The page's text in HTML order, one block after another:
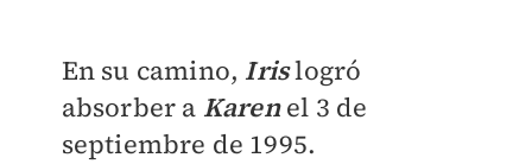
En su camino, Irislogró
absorber a Karenel 3 de
septiembre de 1995.